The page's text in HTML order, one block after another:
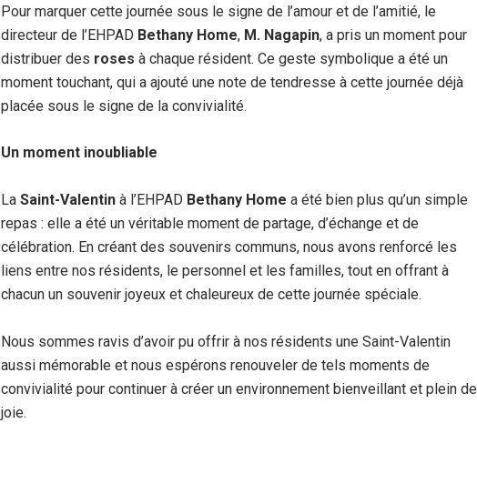
Pour marquer cette journée sous le signe de l’amour et de l’amitié, le
directeur de l’EHPAD Bethany Home, M. Nagapin, a pris un moment pour
distribuer des roses à chaque résident. Ce geste symbolique a été un
moment touchant, qui a ajouté une note de tendresse à cette journée déjà
placée sous le signe de la convivialité.
Un moment inoubliable
La Saint-Valentin à l’EHPAD Bethany Home a été bien plus qu’un simple
repas : elle a été un véritable moment de partage, d’échange et de
célébration. En créant des souvenirs communs, nous avons renforcé les
liens entre nos résidents, le personnel et les familles, tout en offrant à
chacun un souvenir joyeux et chaleureux de cette journée spéciale.
Nous sommes ravis d’avoir pu offrir à nos résidents une Saint-Valentin
aussi mémorable et nous espérons renouveler de tels moments de
convivialité pour continuer à créer un environnement bienveillant et plein de
joie.